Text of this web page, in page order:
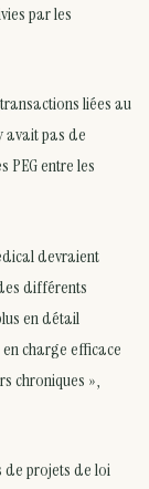
par les
liées au
avait pas de
entre les
devraient
différents
en détail
charge efficace
chroniques »,
de projets de loi